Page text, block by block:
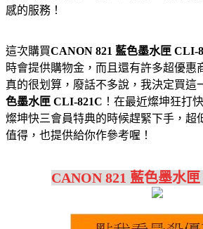
感的服務！
這次購買CANON 821 藍色墨水匣 CLI-
時會提供購物金，而且還有許多超優惠
真的很划算，廢話不多說，我決定買這
色墨水匣 CLI-821C ！在最近燦坤狂打
燦坤快三會員特典的時候趕緊下手，超
值得，也提供給你作參考喔！
CANON 821 藍色墨水